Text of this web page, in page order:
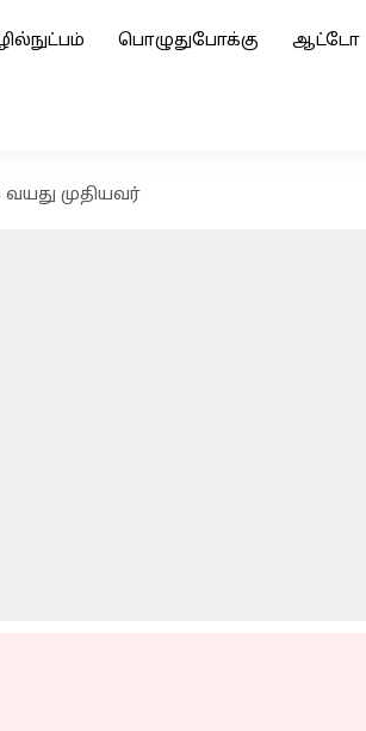
பொழுதுபோக்கு ஆட்டோ
முதியவர்